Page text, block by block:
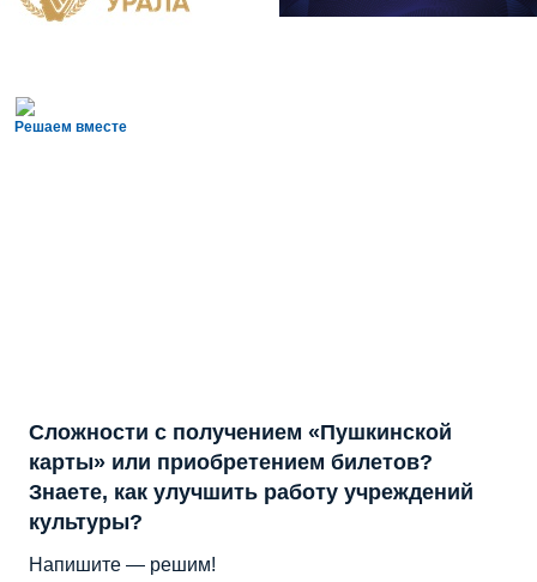
Решаем вместе
Сложности с получением «Пушкинской
карты» или приобретением билетов?
Знаете, как улучшить работу учреждений
культуры?
Напишите — решим!